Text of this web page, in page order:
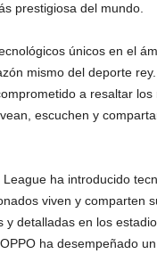
prestigiosa del mundo.
únicos en el
mismo del deporte
a resaltar
escuchen y
ha introducido
viven y comparten
detalladas en los
ha desempeñado